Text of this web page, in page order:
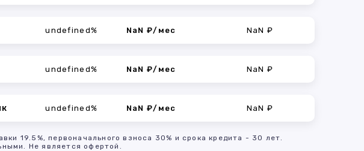
undefined% NaN ₽/мес NaN ₽
undefined% NaN ₽/мес NaN ₽
undefined% NaN ₽/мес NaN ₽
19.5%, первоначального взноса 30% и срока кредита - 30 лет.
Не является офертой.